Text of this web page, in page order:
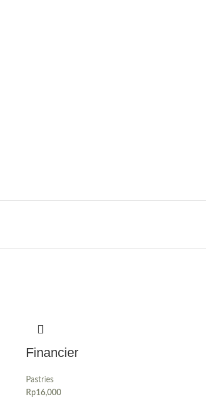
Financier
Pastries
Rp16,000